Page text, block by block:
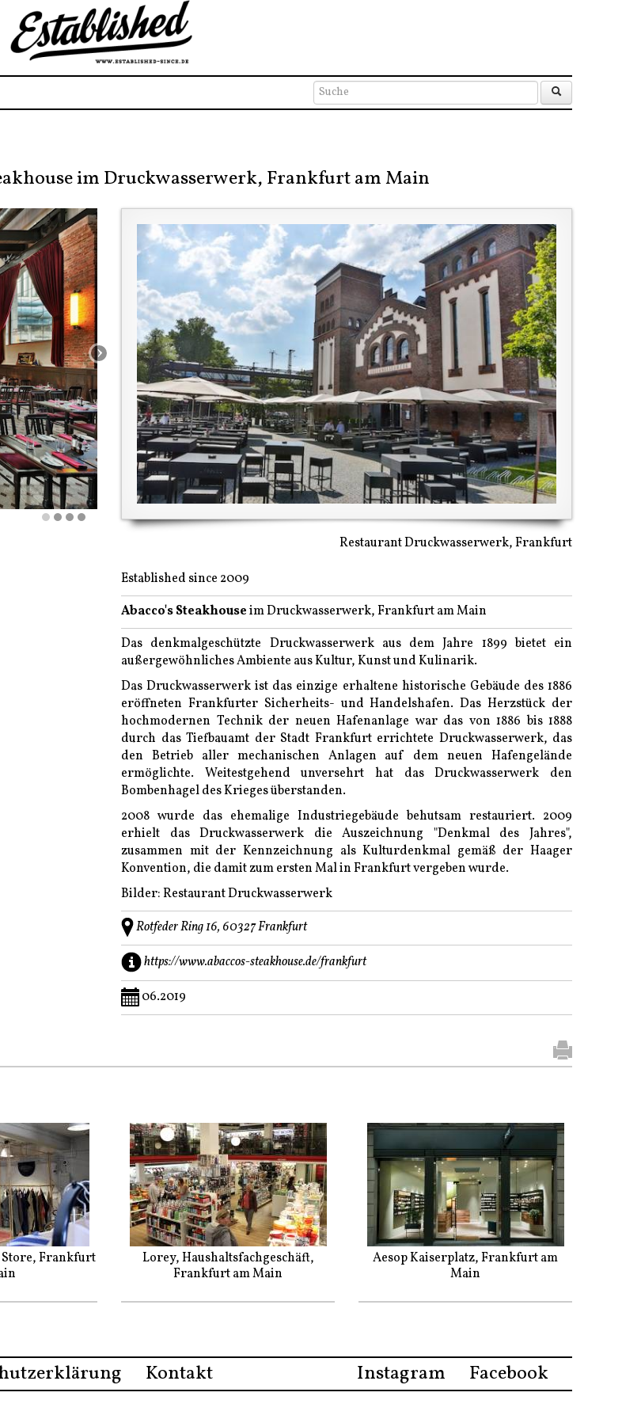
im Druckwasserwerk, Frankfurt am Main
›
Restaurant Druckwasserwerk, Frankfurt
Established since 2009
Abacco's Steakhouseim Druckwasserwerk, Frankfurt am Main
Das denkmalgeschützte Druckwasserwerk aus dem Jahre 1899 bietet ein
außergewöhnliches Ambiente aus Kultur, Kunst und Kulinarik.
Das Druckwasserwerk ist das einzige erhaltene historische Gebäude des 1886
eröffneten Frankfurter Sicherheits- und Handelshafen. Das Herzstück der
hochmodernen Technik der neuen Hafenanlage war das von 1886 bis 1888
durch das Tiefbauamt der Stadt Frankfurt errichtete Druckwasserwerk, das
den Betrieb aller mechanischen Anlagen auf dem neuen Hafengelände
ermöglichte. Weitestgehend unversehrt hat das Druckwasserwerk den
Bombenhagel des Krieges überstanden.
2008 wurde das ehemalige Industriegebäude behutsam restauriert. 2009
erhielt das Druckwasserwerk die Auszeichnung "Denkmal des Jahres",
zusammen mit der Kennzeichnung als Kulturdenkmal gemäß der Haager
Konvention, die damit zum ersten Mal in Frankfurt vergeben wurde.
Bilder: Restaurant Druckwasserwerk
Rotfeder Ring 16, 60327 Frankfurt
https://www.abaccos-steakhouse.de/frankfurt
06.2019
Store, Frankfurt
Lorey, Haushaltsfachgeschäft,
Frankfurt am Main
Aesop Kaiserplatz, Frankfurt am
Main
Kontakt Instagram Facebook